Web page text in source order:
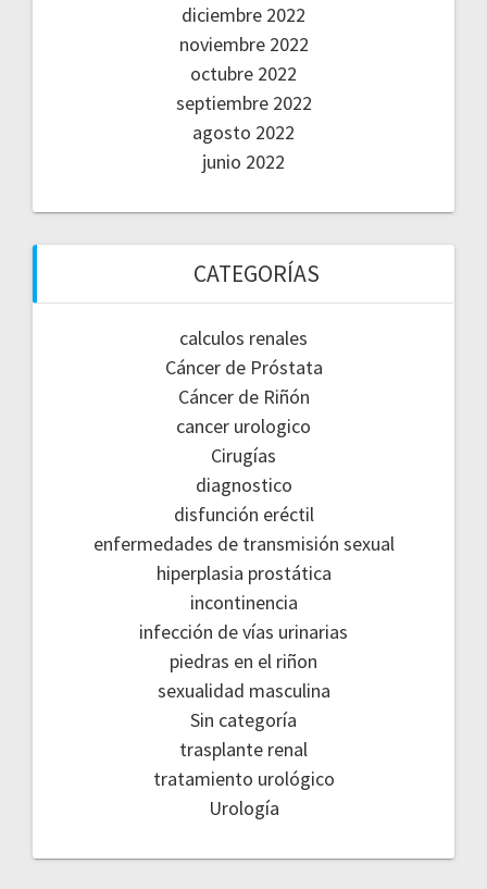
diciembre 2022
noviembre 2022
octubre 2022
septiembre 2022
agosto 2022
junio 2022
CATEGORÍAS
calculos renales
Cáncer de Próstata
Cáncer de Riñón
cancer urologico
Cirugías
diagnostico
disfunción eréctil
enfermedades de transmisión sexual
hiperplasia prostática
incontinencia
infección de vías urinarias
piedras en el riñon
sexualidad masculina
Sin categoría
trasplante renal
tratamiento urológico
Urología